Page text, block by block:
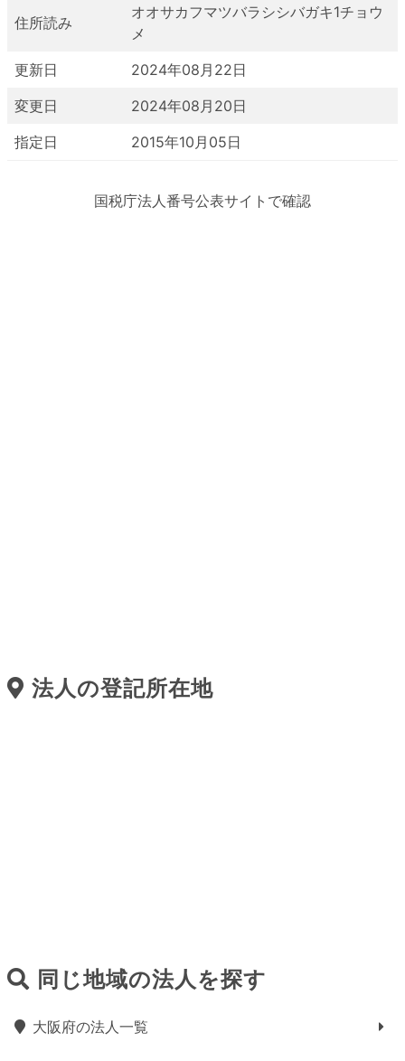
住所読み
オオサカフマツバラシシバガキ1チョウ
メ
更新日
2024年08月22日
変更日
2024年08月20日
指定日
2015年10月05日
国税庁法人番号公表サイトで確認
法人の登記所在地
同じ地域の法人を探す
大阪府の法人一覧